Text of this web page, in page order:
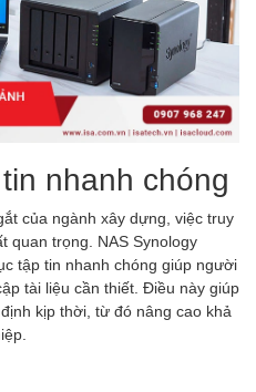
nhanh chóng
của ngành xây dựng, việc truy
quan trọng. NAS Synology
tập tin nhanh chóng giúp người
tài liệu cần thiết. Điều này giúp
kịp thời, từ đó nâng cao khả